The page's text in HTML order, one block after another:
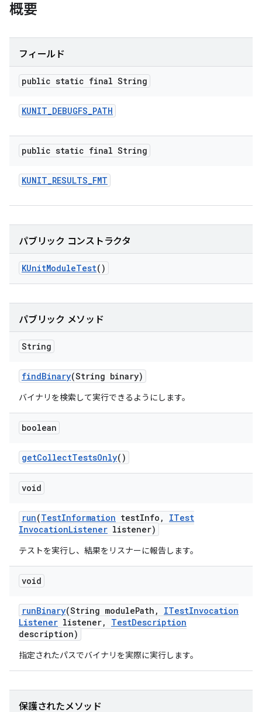
概要
フィールド
public static final String
KUNIT_DEBUGFS_PATH
public static final String
KUNIT_RESULTS_FMT
パブリック コンストラクタ
KUnitModuleTest()
パブリック メソッド
String
findBinary(String binary)
バイナリを検索して実行できるようにします。
boolean
getCollectTestsOnly()
void
run(TestInformation testInfo ,
ITest
InvocationListener listener)
テストを実行し、結果をリスナーに報告します。
void
runBinary(String modulePath , ITestInvocation
Listener listener, TestDescription
description)
指定されたパスでバイナリを実際に実行します。
保護されたメソッド